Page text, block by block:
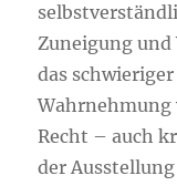
Zuneigung und
das
Recht – auch
der